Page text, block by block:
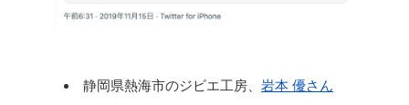
静岡県熱海市のジビエ工房、 岩本 優さん